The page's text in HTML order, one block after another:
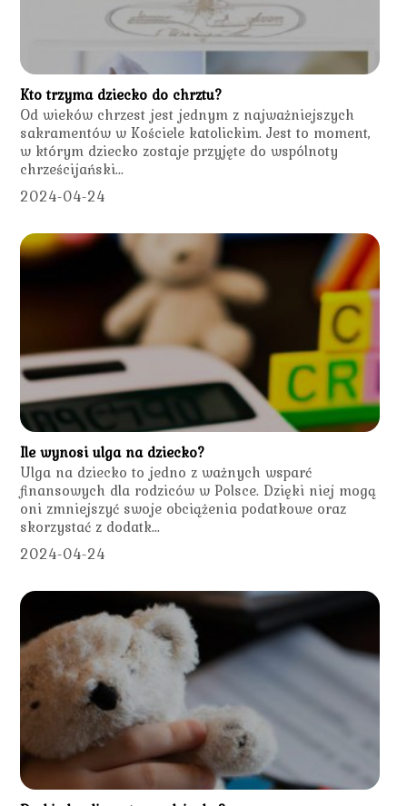
Kto trzyma dziecko do chrztu?
Od wieków chrzest jest jednym z najważniejszych
sakramentów w Kościele katolickim. Jest to moment,
w którym dziecko zostaje przyjęte do wspólnoty
chrześcijański...
2024-04-24
Ile wynosi ulga na dziecko?
Ulga na dziecko to jedno z ważnych wsparć
finansowych dla rodziców w Polsce. Dzięki niej mogą
oni zmniejszyć swoje obciążenia podatkowe oraz
skorzystać z dodatk...
2024-04-24